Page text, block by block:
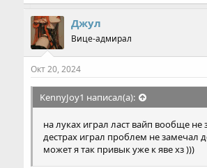
Джул
Вице-адмирал
Окт 20, 2024
KennyJoy1 написал(а):
на луках играл ласт вайп вообще не
дестрах играл проблем не замечал
может я так привык уже к яве хз )))